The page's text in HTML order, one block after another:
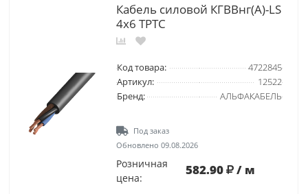
Кабель силовой КГВВнг(А)-LS
4х6 ТРТС
Код товара:
4722845
Артикул:
12522
Бренд:
АЛЬФАКАБЕЛЬ
Под заказ
Обновлено 09.08.2026
Розничная
цена:
582.90 / м